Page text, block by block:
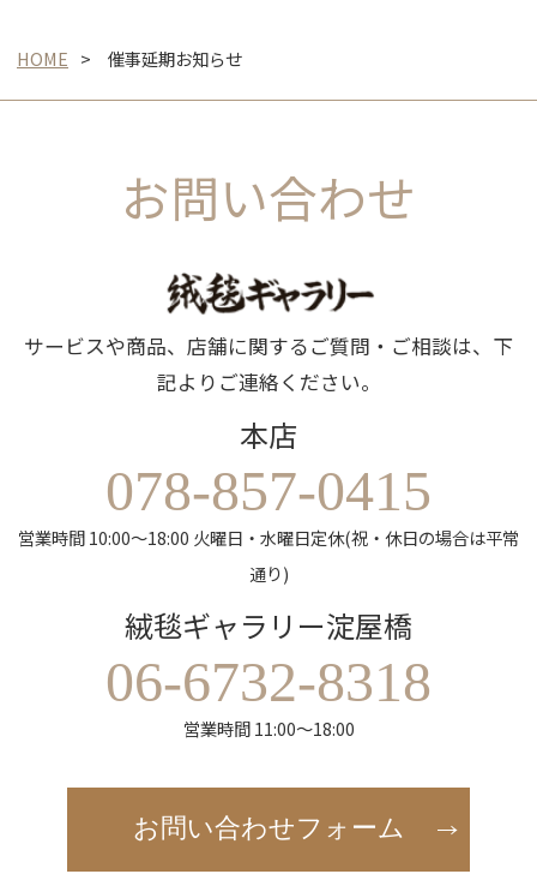
HOME 催事延期お知らせ
お問い合わせ
サービスや商品、店舗に関するご質問・ご相談は、下
記よりご連絡ください。
本店
078-857-0415
営業時間 10:00～18:00 火曜日・水曜日定休(祝・休日の場合は平常
通り)
絨毯ギャラリー淀屋橋
06-6732-8318
営業時間 11:00～18:00
お問い合わせフォーム